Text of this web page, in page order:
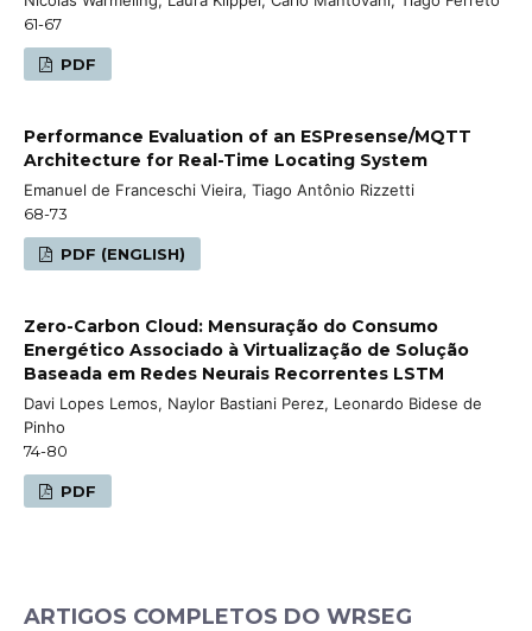
61-67
PDF
Performance Evaluation of an ESPresense/MQTT
Architecture for Real-Time Locating System
Emanuel de Franceschi Vieira, Tiago Antônio Rizzetti
68-73
PDF (ENGLISH)
Zero-Carbon Cloud: Mensuração do Consumo
Energético Associado à Virtualização de Solução
Baseada em Redes Neurais Recorrentes LSTM
Davi Lopes Lemos, Naylor Bastiani Perez, Leonardo Bidese de
Pinho
74-80
PDF
ARTIGOS COMPLETOS DO WRSEG